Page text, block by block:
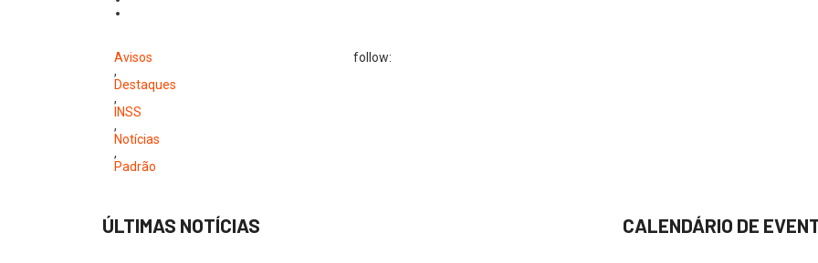
Avisos
,
Destaques
,
INSS
,
Notícias
,
Padrão
follow:
ÚLTIMAS NOTÍCIAS CALENDÁRIO DE